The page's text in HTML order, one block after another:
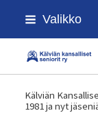
Siirry
sivun
Valikko
Kälviän
1981 ja nyt